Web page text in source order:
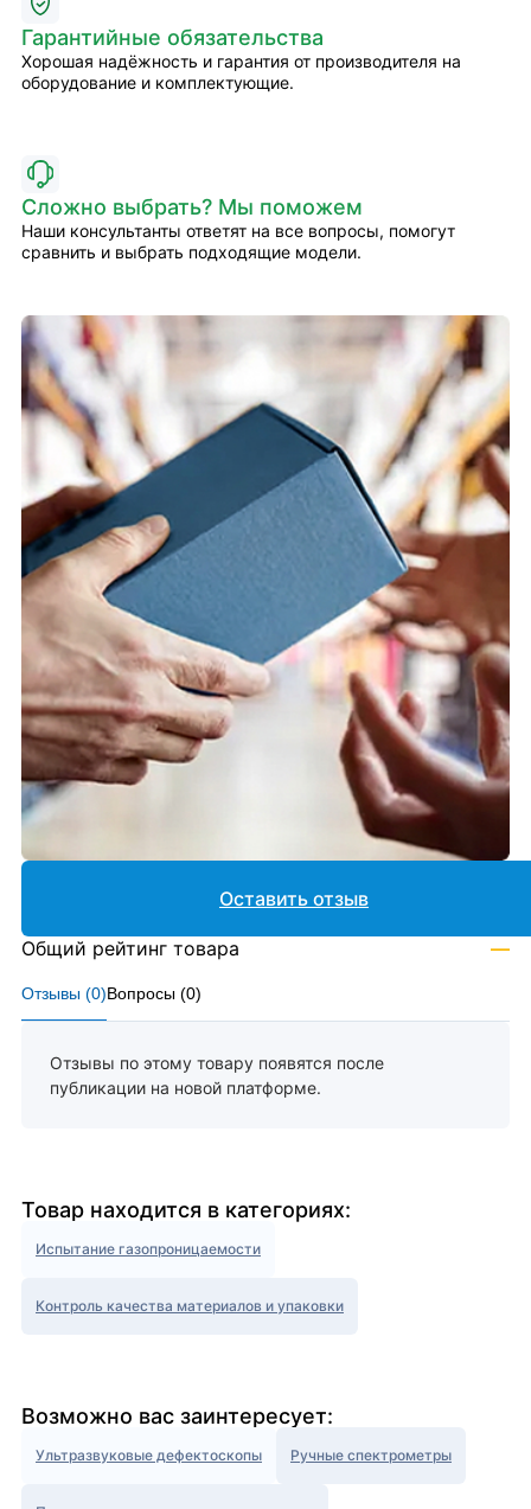
Гарантийные обязательства
Хорошая надёжность и гарантия от производителя на
оборудование и комплектующие.
Сложно выбрать? Мы поможем
Наши консультанты ответят на все вопросы, помогут
сравнить и выбрать подходящие модели.
Отзывы (0)Вопросы (0)
Отзывы по этому товару появятся после
публикации на новой платформе.
Оставить отзыв
Общий рейтинг товара —
Товар находится в категориях:
Испытание газопроницаемости
Контроль качества материалов и упаковки
Возможно вас заинтересует:
Ультразвуковые дефектоскопы Ручные спектрометры